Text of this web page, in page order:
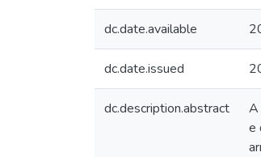
dc.date.available
dc.date.issued
dc.description.abstract
A
e